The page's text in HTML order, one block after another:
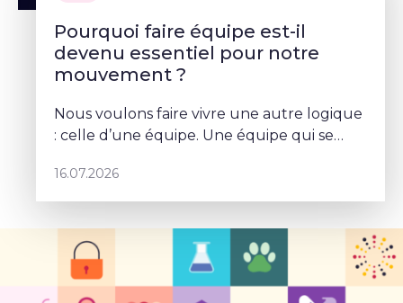
Pourquoi faire équipe est-il
devenu essentiel pour notre
mouvement ?
Nous voulons faire vivre une autre logique
: celle d’une équipe. Une équipe qui se
projet commun – Sophie Rohonyi
16.07.2026